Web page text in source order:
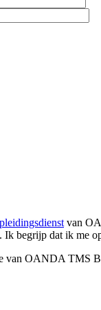
van
Ik begrijp dat ik me
OANDA TMS